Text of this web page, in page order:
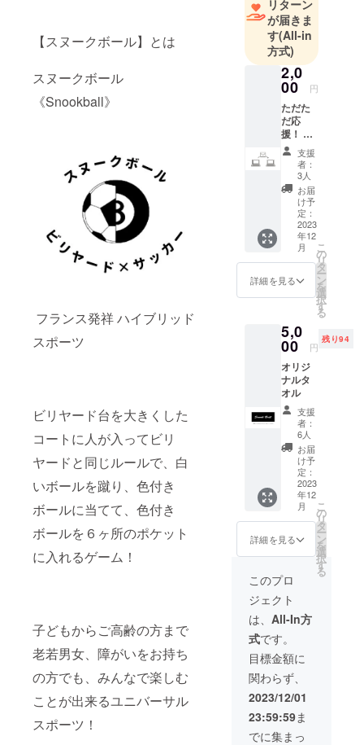
【スヌークボール】とは
スヌークボール
《Snookball》
フランス発祥 ハイブリッド
スポーツ
ビリヤード台を大きくした
コートに人が入ってビリ
ヤードと同じルールで、白
いボールを蹴り、色付き
ボールに当てて、色付き
ボールを６ヶ所のポケット
に入れるゲーム！
子どもからご高齢の方まで
老若男女、障がいをお持ち
の方でも、みんなで楽しむ
ことが出来るユニバーサル
スポーツ！
リターン
が届きま
す(All-in
方式)
2,0
00 円
ただた
だ応
援！ ※
お礼の
メール
をさせ
て頂き
ます
支援
者：
3人
お届
け予
定：
2023
年12
月
詳細を見る
こ
の
リ
タ
ー
ン
を
選
択
す
る
5,0
00 円
残り94
オリジ
ナルタ
オル
支援
者：
6人
お届
け予
定：
2023
年12
月
詳細を見る
こ
の
リ
タ
ー
ン
を
選
択
す
る
このプロ
ジェクト
は、 All-In方
式です。
目標金額に
関わらず、
2023/12/01
23:59:59ま
でに集まっ